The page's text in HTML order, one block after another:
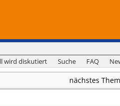
wird diskutiert Suche FAQ
nächstes